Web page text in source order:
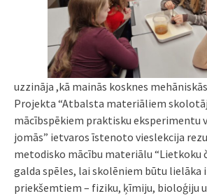
uzzināja ,kā mainās kosknes
Projekta “Atbalsta materiāliem
mācībspēkiem praktisku eksperimentu
jomās” ietvaros īstenoto vieslekcija
metodisko mācību materiālu “Lietkoku
galda spēles, lai skolēniem būtu lielāka
priekšemtiem – fiziku, ķīmiju, bioloģiju